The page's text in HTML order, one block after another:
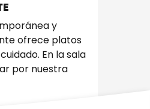
y
ofrece platos
En la sala
por nuestra